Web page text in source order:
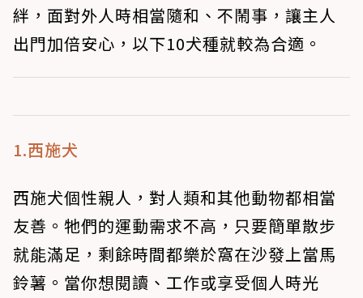
絆，面對外人時相當隨和、不鬧事，讓主人
出門加倍安心，以下10犬種就較為合適。
1.西施犬
西施犬個性親人，對人類和其他動物都相當
友善。牠們的運動需求不高，只要簡單散步
就能滿足，剩餘時間都樂於窩在沙發上當馬
鈴薯。當你想閱讀、工作或享受個人時光